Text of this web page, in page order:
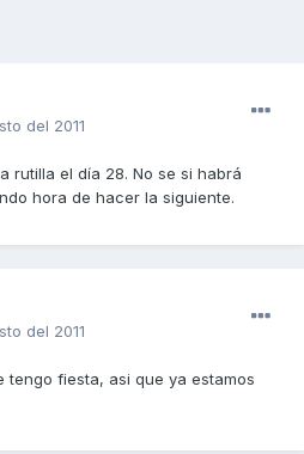
del 2011
rutilla el día 28. No se si habrá
hora de hacer la siguiente.
del 2011
tengo fiesta, asi que ya estamos